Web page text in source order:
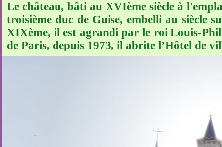
Le château, bâti au XVIème siècle à
troisième duc de Guise, embelli au siècle
XIXème, il est agrandi par le roi Louis-
de Paris, depuis 1973, il abrite l’Hôtel de